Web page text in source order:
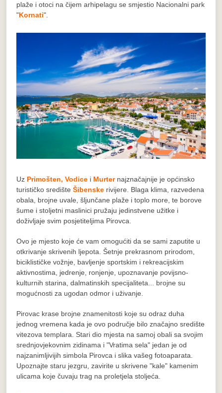
plaže i otoci na čijem arhipelagu se smjestio Nacionalni park
"Kornati".
Uz Primošten, Vodice i Murternajznačajnije je općinsko
turističko središteŠibenske rivijere. Blaga klima, razvedena
obala, brojne uvale, šljunčane plaže i toplo more, te borove
šume i stoljetni maslinici pružaju jedinstvene užitke i
doživljaje svim posjetiteljima Pirovca.
Ovo je mjesto koje će vam omogućiti da se sami zaputite u
otkrivanje skrivenih ljepota. Šetnje prekrasnom prirodom,
biciklističke vožnje, bavljenje sportskim i rekreacijskim
aktivnostima, jedrenje, ronjenje, upoznavanje povijsno-
kulturnih starina, dalmatinskih specijaliteta... brojne su
mogućnosti za ugodan odmor i uživanje.
Pirovac krase brojne znamenitosti koje su odraz duha
jednog vremena kada je ovo područje bilo značajno središte
vitezova templara. Stari dio mjesta na samoj obali sa svojim
srednjovjekovnim zidinama i "Vratima sela" jedan je od
najzanimljivijih simbola Pirovca i slika vašeg fotoaparata.
Upoznajte staru jezgru, zavirite u skrivene "kale" kamenim
ulicama koje čuvaju trag na proletjela stoljeća.